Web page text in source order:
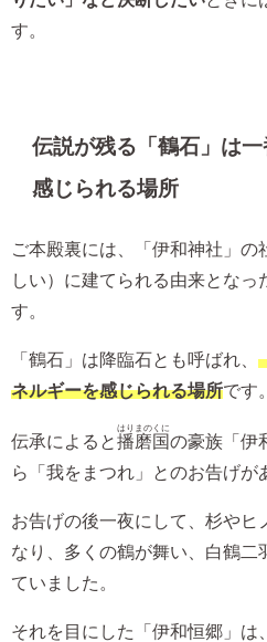
す。
伝説が残る「鶴石」は
感じられる場所
ご本殿裏には、「伊和神社」の
しい）に建てられる由来となっ
す。
「鶴石」は降臨石とも呼ばれ、
ネルギーを感じられる場所です。
伝承によると播磨国
はりまのくに
の豪族「伊
ら「我をまつれ」とのお告げが
お告げの後一夜にして、杉やヒ
なり、多くの鶴が舞い、白鶴二
ていました。
それを目にした「伊和恒郷」は、